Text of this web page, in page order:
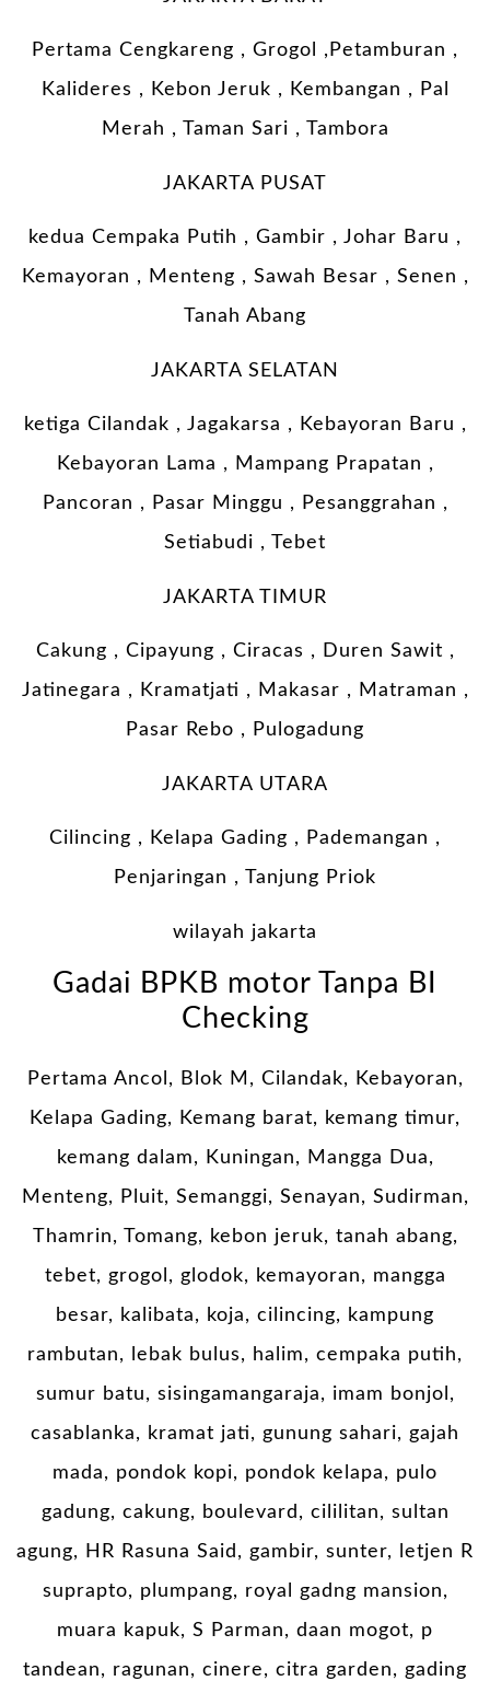
Pertama Cengkareng , Grogol ,Petamburan ,
Kalideres , Kebon Jeruk , Kembangan , Pal
Merah , Taman Sari , Tambora
JAKARTA PUSAT
kedua Cempaka Putih , Gambir , Johar Baru ,
Kemayoran , Menteng , Sawah Besar , Senen ,
Tanah Abang
JAKARTA SELATAN
ketiga Cilandak , Jagakarsa , Kebayoran Baru ,
Kebayoran Lama , Mampang Prapatan ,
Pancoran , Pasar Minggu , Pesanggrahan ,
Setiabudi , Tebet
JAKARTA TIMUR
Cakung , Cipayung , Ciracas , Duren Sawit ,
Jatinegara , Kramatjati , Makasar , Matraman ,
Pasar Rebo , Pulogadung
JAKARTA UTARA
Cilincing , Kelapa Gading , Pademangan ,
Penjaringan , Tanjung Priok
wilayah jakarta
Gadai BPKB motor Tanpa BI
Checking
Pertama Ancol, Blok M, Cilandak, Kebayoran,
Kelapa Gading, Kemang barat, kemang timur,
kemang dalam, Kuningan, Mangga Dua,
Menteng, Pluit, Semanggi, Senayan, Sudirman,
Thamrin, Tomang, kebon jeruk, tanah abang,
tebet, grogol, glodok, kemayoran, mangga
besar, kalibata, koja, cilincing, kampung
rambutan, lebak bulus, halim, cempaka putih,
sumur batu, sisingamangaraja, imam bonjol,
casablanka, kramat jati, gunung sahari, gajah
mada, pondok kopi, pondok kelapa, pulo
gadung, cakung, boulevard, cililitan, sultan
agung, HR Rasuna Said, gambir, sunter, letjen R
suprapto, plumpang, royal gadng mansion,
muara kapuk, S Parman, daan mogot, p
tandean, ragunan, cinere, citra garden, gading